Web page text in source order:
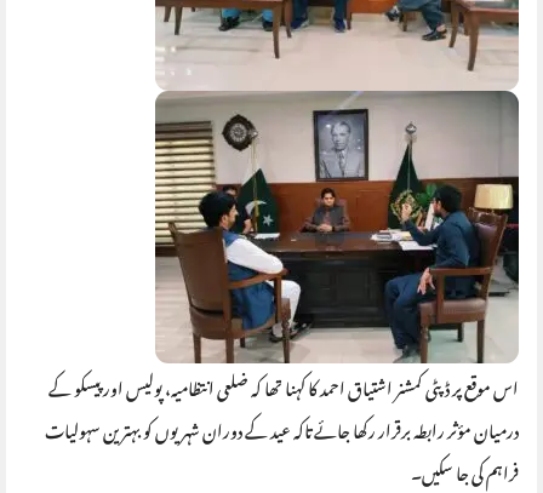
اس موقع پر ڈپٹی کمشنر اشتیاق احمد کا کہنا تھا کہ ضلعی انتظامیہ، پولیس اور پیسکو کے
درمیان مؤثر رابطہ برقرار رکھا جائے تاکہ عید کے دوران شہریوں کو بہترین سہولیات
فراہم کی جا سکیں۔